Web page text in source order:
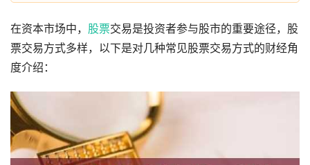
在资本市场中， 股票交易是投资者参与股市的重要途径，股
票交易方式多样，以下是对几种常见股票交易方式的财经角
度介绍：